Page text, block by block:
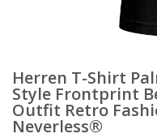
Herren T-Shirt
Style Frontprint
Outfit Retro
Neverless®